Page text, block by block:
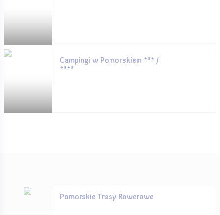
Campingi w Pomorskiem *** /
****
Pomorskie Trasy Rowerowe